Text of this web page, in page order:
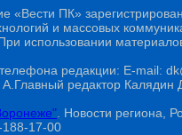
«Вести ПК»
и массовых
использовании
редакции: E-mail:
редактор
. Новости региона,
17-00